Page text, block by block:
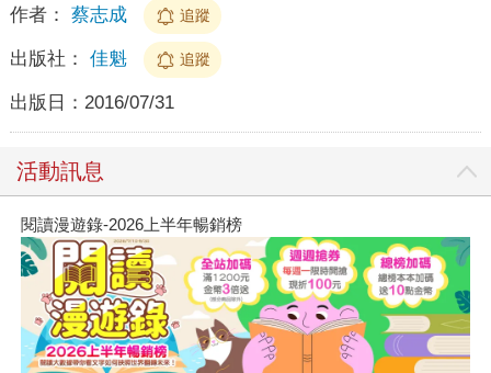
作者： 蔡志成 追蹤
出版社： 佳魁 追蹤
出版日： 2016/07/31
活動訊息
閱讀漫遊錄-2026上半年暢銷榜